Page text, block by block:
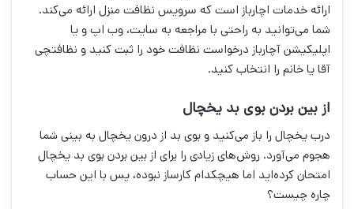
ارائه خدمات اچارباز است که سرویس نظافت منزل ارائه می‌کند.
شما می‌توانید به راحتی با مراجعه به سایت، وب اپ و یا
اپلیکیشن آچارباز درخواست نظافت خود را ثبت کنید و نظافتچی
آقا یا خانم را انتخاب کنید.
از بین بردن بوی بد یخچال
درب یخچال را باز می‌کنید و بوی بد از درون یخچال به بینی شما
هجوم می‌آورد. روش‌های زیادی را برای از بین بردن بوی بد یخچال
امتحان کرده‌اید اما هیچکدام کارساز نبوده، پس با این حساب
چاره چیست؟